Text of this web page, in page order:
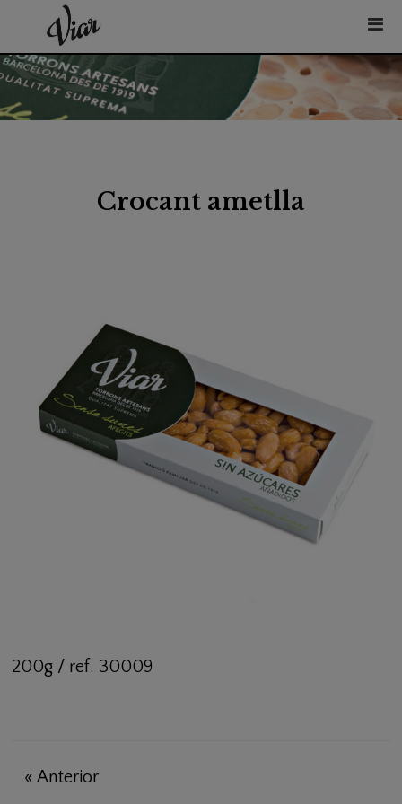
Crocant ametlla
200g / ref. 30009
«Anterior